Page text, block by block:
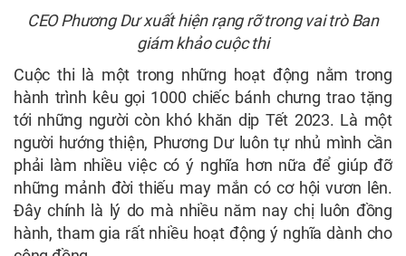
CEO Phương Dư xuất hiện rạng rỡ trong vai trò Ban
giám khảo cuộc thi
Cuộc thi là một trong những hoạt động nằm trong
hành trình kêu gọi 1000 chiếc bánh chưng trao tặng
tới những người còn khó khăn dịp Tết 2023. Là một
người hướng thiện, Phương Dư luôn tự nhủ mình cần
phải làm nhiều việc có ý nghĩa hơn nữa để giúp đỡ
những mảnh đời thiếu may mắn có cơ hội vươn lên.
Đây chính là lý do mà nhiều năm nay chị luôn đồng
hành, tham gia rất nhiều hoạt động ý nghĩa dành cho